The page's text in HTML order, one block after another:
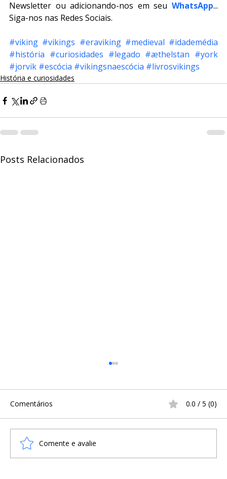
Newsletter ou adicionando-nos em seu WhatsApp...
Siga-nos nas Redes Sociais.
#viking #vikings #eraviking #medieval #idademédia
#história #curiosidades #legado #æthelstan #york
#jorvik #escócia #vikingsnaescócia #livrosvikings
História e curiosidades
Posts Relacionados
Comentários 0.0 / 5 (0)
Comente e avalie